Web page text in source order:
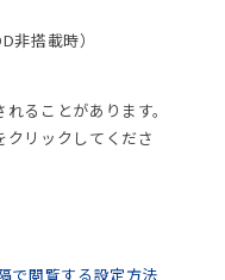
搭載時）
ることがあります。
クリックしてくださ
で閲覧する設定方法